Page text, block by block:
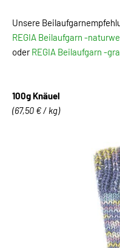
Unsere
REGIA Beilaufgarn -
oderREGIA Beilaufgarn -
100g Knäuel
(67,50 € / kg)